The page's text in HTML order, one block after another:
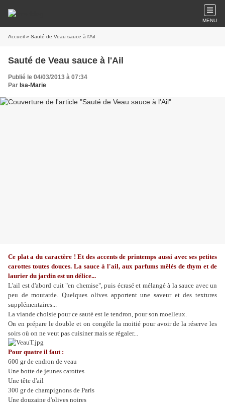
MENU
Accueil » Sauté de Veau sauce à l'Ail
Sauté de Veau sauce à l'Ail
Publié le 04/03/2013 à 07:34
Par Isa-Marie
Ce plat a du caractère ! Et des accents de printemps aussi avec ses petites
carottes toutes douces. La sauce à l'ail, aux parfums mêlés de thym et de
laurier du jardin est un délice...
L'ail est d'abord cuit "en chemise", puis écrasé et mélangé à la sauce avec un
peu de moutarde. Quelques olives apportent une saveur et des textures
supplémentaires...
La viande choisie pour ce sauté est le tendron, pour son moelleux.
On en prépare le double et on congèle la moitié pour avoir de la réserve les
soirs où on ne veut pas cuisiner mais se régaler...
Pour quatre il faut :
600 gr de endron de veau
Une botte de jeunes carottes
Une tête d'ail
300 gr de champignons de Paris
Une douzaine d'olives noires